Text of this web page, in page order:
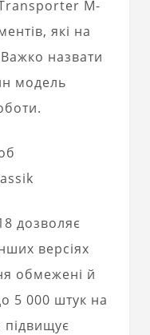
M-
які на
назвати
модель
дозволяє
версіях
обмежені й
5 000 штук на